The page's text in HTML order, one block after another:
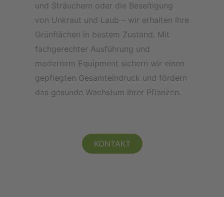
und Sträuchern oder die Beseitigung
von Unkraut und Laub – wir erhalten Ihre
Grünflächen in bestem Zustand. Mit
fachgerechter Ausführung und
modernem Equipment sichern wir einen
gepflegten Gesamteindruck und fördern
das gesunde Wachstum Ihrer Pflanzen.
KONTAKT